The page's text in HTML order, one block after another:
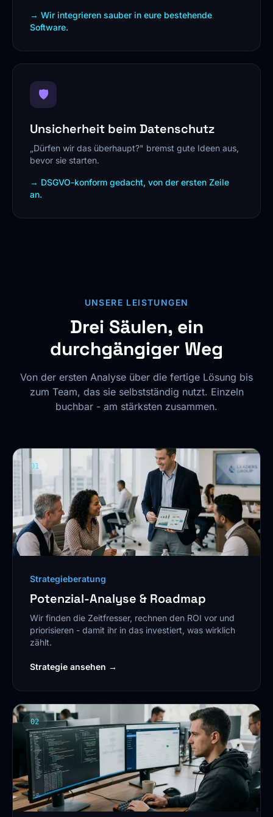
→ Wir integrieren sauber in eure bestehende
Software.
🛡️
Unsicherheit beim Datenschutz
„Dürfen wir das überhaupt?" bremst gute Ideen aus,
bevor sie starten.
→ DSGVO-konform gedacht, von der ersten Zeile
an.
UNSERE LEISTUNGEN
Drei Säulen, ein
durchgängiger Weg
Von der ersten Analyse über die fertige Lösung bis
zum Team, das sie selbstständig nutzt. Einzeln
buchbar - am stärksten zusammen.
01
Strategieberatung
Potenzial-Analyse & Roadmap
Wir finden die Zeitfresser, rechnen den ROI vor und
priorisieren - damit ihr in das investiert, was wirklich
zählt.
Strategie ansehen →
02